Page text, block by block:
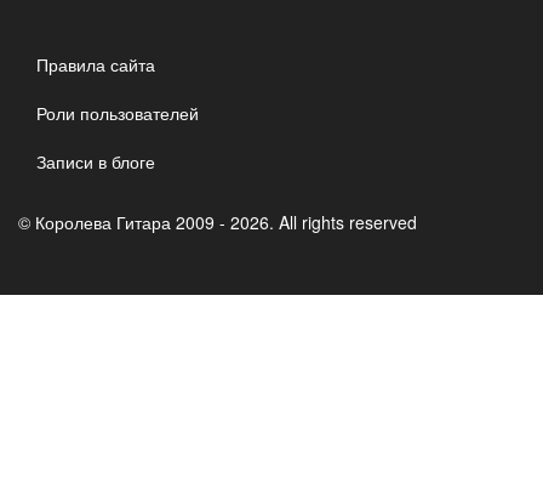
Правила сайта
Роли пользователей
Записи в блоге
© Королева Гитара 2009 - 2026. All rights reserved